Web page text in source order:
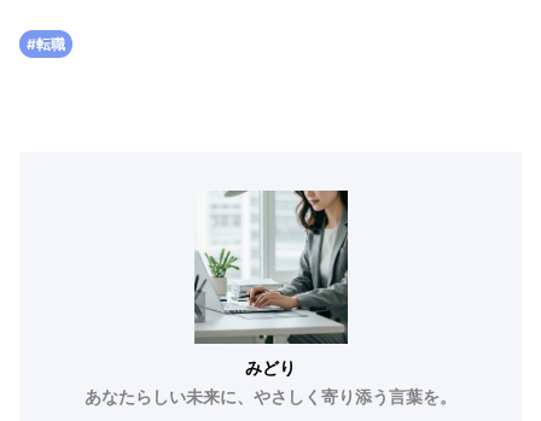
#転職
みどり
あなたらしい未来に、やさしく寄り添う言葉を。